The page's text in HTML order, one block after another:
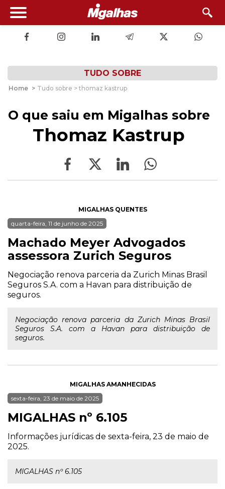
TUDO SOBRE
Home > Tudo sobre > thomaz kastrup
O que saiu em Migalhas sobre
Thomaz Kastrup
MIGALHAS QUENTES
quarta-feira, 11 de junho de 2025
Machado Meyer Advogados
assessora Zurich Seguros
Negociação renova parceria da Zurich Minas Brasil
Seguros S.A. com a Havan para distribuição de
seguros.
Negociação renova parceria da Zurich Minas Brasil
Seguros S.A. com a Havan para distribuição de
seguros.
MIGALHAS AMANHECIDAS
sexta-feira, 23 de maio de 2025
MIGALHAS nº 6.105
Informações jurídicas de sexta-feira, 23 de maio de
2025.
MIGALHAS nº 6.105